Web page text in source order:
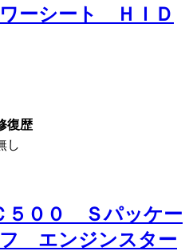
ーシート ＨＩＤ
復歴
し
５００ Ｓパッケー
エンジンスター